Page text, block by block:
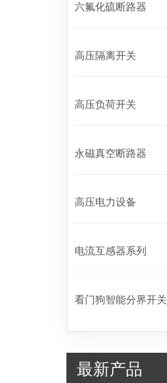
六氟化硫断路器
高压隔离开关
高压负荷开关
永磁真空断路器
高压电力设备
电流互感器系列
看门狗智能分界开关
最新产品